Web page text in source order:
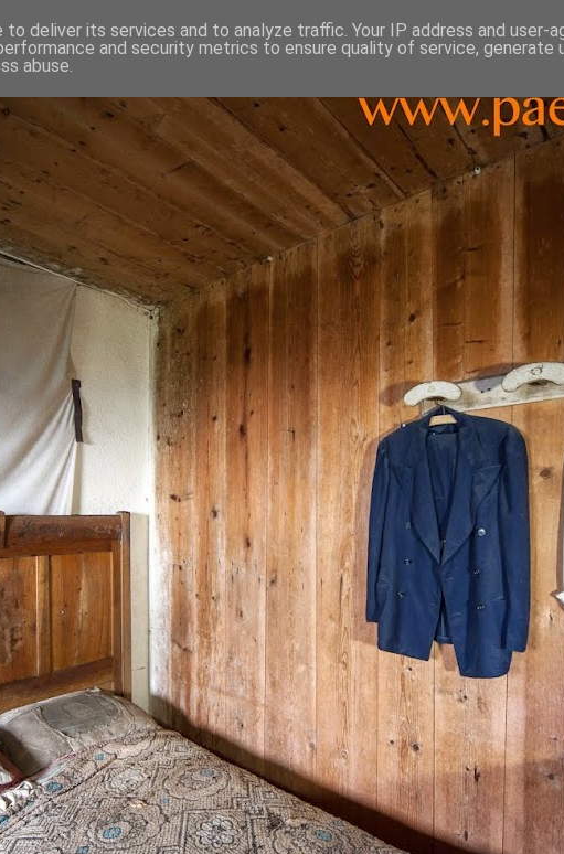
deliver its services and to analyze traffic. Your IP address and user-
and security metrics to ensure quality of service, generate
abuse.